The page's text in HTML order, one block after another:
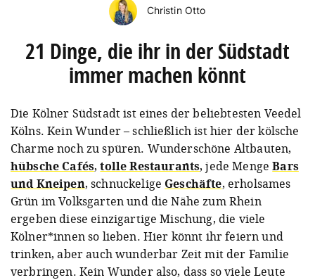
Christin Otto
21 Dinge, die ihr in der Südstadt
immer machen könnt
Die Kölner Südstadt ist eines der beliebtesten Veedel
Kölns. Kein Wunder – schließlich ist hier der kölsche
Charme noch zu spüren. Wunderschöne Altbauten,
hübsche Cafés,tolle Restaurants, jede MengeBars
und Kneipen, schnuckelige Geschäfte, erholsames
Grün im Volksgarten und die Nähe zum Rhein
ergeben diese einzigartige Mischung, die viele
Kölner*innen so lieben. Hier könnt ihr feiern und
trinken, aber auch wunderbar Zeit mit der Familie
verbringen. Kein Wunder also, dass so viele Leute